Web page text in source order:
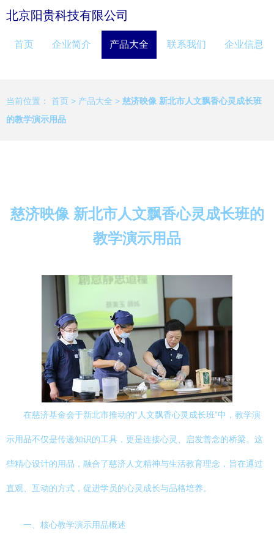
北京阳贵科技有限公司
首页 企业简介 产品大全 联系我们 企业信息
当前位置： 首页 > 产品大全 > 慈济映像 新北市人文飘香心灵成长班
的教学演示用品
慈济映像 新北市人文飘香心灵成长班的
教学演示用品
在慈济基金会于新北市推动的“人文飘香心灵成长班”中，教学演
示用品不仅是传递知识的工具，更是连接心灵、启发善念的桥梁。这
些精心设计的用品，融合了慈济人文精神与生活教育理念，旨在通过
直观、互动的方式，促进学员的心灵成长与品格培养。
一、核心教学演示用品概述